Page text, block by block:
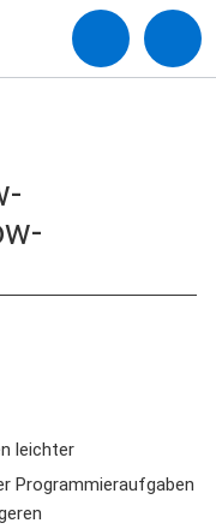
leichter
Programmieraufgaben